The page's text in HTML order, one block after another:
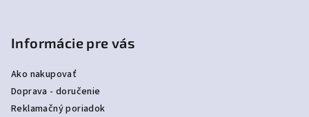
Informácie pre vás
Ako nakupovať
Doprava - doručenie
Reklamačný poriadok